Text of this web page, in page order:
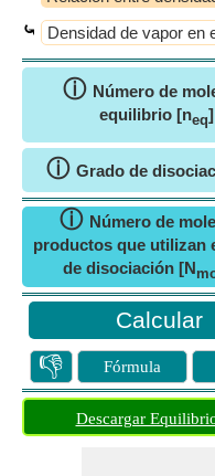
⤿ Densidad de vapor en
ⓘ Número de
equilibrio [neq]
ⓘ Grado de
ⓘ Número de
productos que utilizan
de disociación [N
👎 Fórmula
Descargar